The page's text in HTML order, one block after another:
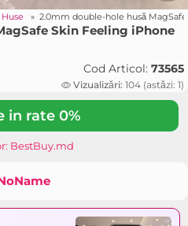
Huse » 2.0mm double-hole husă
Skin Feeling iPhone
Cod Articol: 73565
Vizualizări: 104 (astăzi: 1)
in rate 0%
BestBuy.md